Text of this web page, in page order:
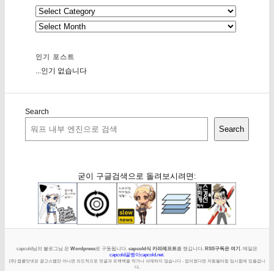
인기 포스트
...인기 없습니다
Search
Search
굳이 구글검색으로 돌려보시려면:
capcold님의 블로그님 은 Wordpress로 구동됩니다. capcold식 카피레프트를 챙깁니다. RSS구독은 여기 . 메일은
capcold골뱅이capcold.net
[주] 캡콜닷넷은 광고스팸만 아니면 의도적으로 덧글과 트랙백을 막거나 삭제하지 않습니다 - 없어졌다면 자동필터링 임시함에 있을겁니
다.